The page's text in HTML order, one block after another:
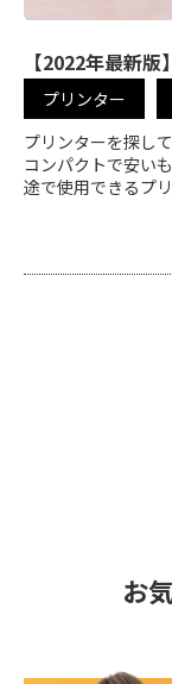
【2022年最新
プリンター
プリンターを探し
コンパクトで安い
途で使用できるプ
お